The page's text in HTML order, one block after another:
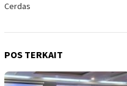
Cerdas
POS TERKAIT